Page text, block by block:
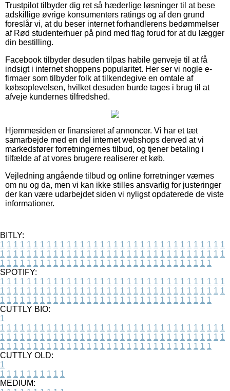
Trustpilot tilbyder dig ret så hæderlige løsninger til at bese
adskillige øvrige konsumenters ratings og af den grund
foreslår vi, at du beser internet forhandlerens bedømmelser
af Rød studenterhuer på pind med flag forud for at du lægger
din bestilling.
Facebook tilbyder desuden tilpas habile genveje til at få
indsigt i internet shoppens popularitet. Her ser vi nogle e-
firmaer som tilbyder folk at tilkendegive en omtale af
købsoplevelsen, hvilket desuden burde tages i brug til at
afveje kundernes tilfredshed.
Hjemmesiden er finansieret af annoncer. Vi har et tæt
samarbejde med en del internet webshops derved at vi
markedsfører forretningernes tilbud, og tjener betaling i
tilfælde af at vores brugere realiserer et køb.
Vejledning angående tilbud og online forretninger værnes
om nu og da, men vi kan ikke stilles ansvarlig for justeringer
der kan være udarbejdet siden vi nyligst opdaterede de viste
informationer.
BITLY:
1 1 1 1 1 1 1 1 1 1 1 1 1 1 1 1 1 1 1 1 1 1 1 1 1 1 1 1 1 1 1 1 1 1
1 1 1 1 1 1 1 1 1 1 1 1 1 1 1 1 1 1 1 1 1 1 1 1 1 1 1 1 1 1 1 1 1 1
1 1 1 1 1 1 1 1 1 1 1 1 1 1 1 1 1 1 1 1 1 1 1 1 1 1 1 1 1 1 1 1
SPOTIFY:
1 1 1 1 1 1 1 1 1 1 1 1 1 1 1 1 1 1 1 1 1 1 1 1 1 1 1 1 1 1 1 1 1 1
1 1 1 1 1 1 1 1 1 1 1 1 1 1 1 1 1 1 1 1 1 1 1 1 1 1 1 1 1 1 1 1 1 1
1 1 1 1 1 1 1 1 1 1 1 1 1 1 1 1 1 1 1 1 1 1 1 1 1 1 1 1 1 1 1 1
CUTTLY BIO:
1
1 1 1 1 1 1 1 1 1 1 1 1 1 1 1 1 1 1 1 1 1 1 1 1 1 1 1 1 1 1 1 1 1 1
1 1 1 1 1 1 1 1 1 1 1 1 1 1 1 1 1 1 1 1 1 1 1 1 1 1 1 1 1 1 1 1 1 1
1 1 1 1 1 1 1 1 1 1 1 1 1 1 1 1 1 1 1 1 1 1 1 1 1 1 1 1 1 1 1 1
CUTTLY OLD:
1
1 1 1 1 1 1 1 1 1 1
MEDIUM: